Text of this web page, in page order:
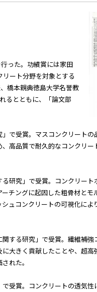
った。功績賞には家田
ート分野を対象とする
橋本親典徳島大学名誉教
るとともに、「論文部
で受賞。マスコンクリート
高品質で耐久的なコンクリー
研究」で受賞。コンクリート
チングに起因した粗骨材とモ
ュコンクリートの可視化によ
する研究」で受賞。繊維補
大きく貢献したことや、超高
れた。
受賞。コンクリートの透気性